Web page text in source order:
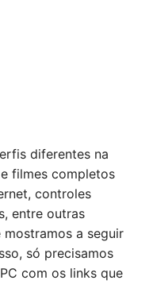
diferentes na
filmes completos
controles
entre outras
a seguir
só precisamos
com os links que